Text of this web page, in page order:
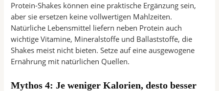
Protein-Shakes können eine praktische Ergänzung sein,
aber sie ersetzen keine vollwertigen Mahlzeiten.
Natürliche Lebensmittel liefern neben Protein auch
wichtige Vitamine, Mineralstoffe und Ballaststoffe, die
Shakes meist nicht bieten. Setze auf eine ausgewogene
Ernährung mit natürlichen Quellen.
Mythos 4: Je weniger Kalorien, desto besser